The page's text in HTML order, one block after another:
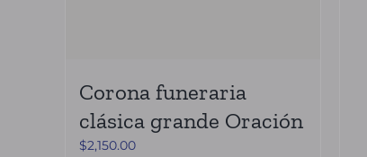
Corona funeraria
clásica grande Oración
$2,150.00